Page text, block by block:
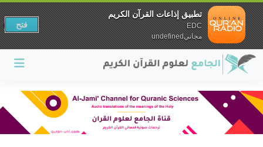
تطبيق إذاعات القرآن الكريم
EDC
مجانيundefined
فتح